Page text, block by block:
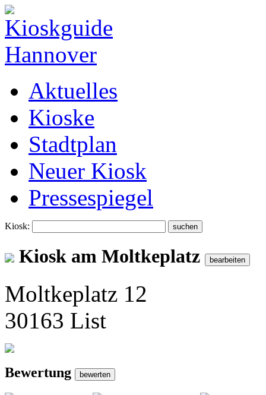
Aktuelles
Kioske
Stadtplan
Neuer Kiosk
Pressespiegel
Kiosk:
Kiosk am Moltkeplatz
Moltkeplatz 12
30163 List
Bewertung